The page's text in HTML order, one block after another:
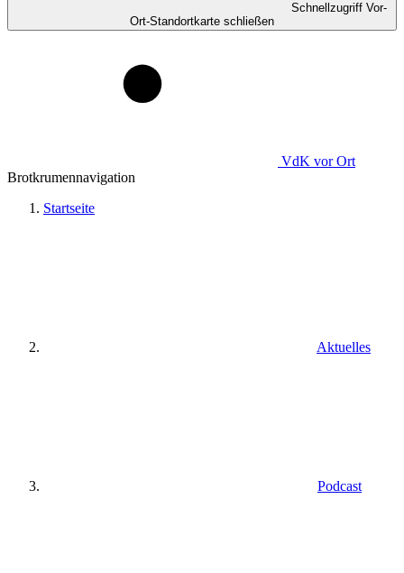
Schnellzugriff Vor-
Ort-Standortkarte schließen
VdK vor Ort
Brotkrumennavigation
Startseite
Aktuelles
Podcast